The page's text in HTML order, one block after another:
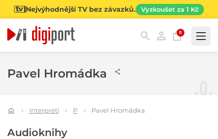
Nejvýhodnější TV bez závazků. Vyzkoušet za 1 Kč
0
Pavel Hromádka
Interpreti P Pavel Hromádka
Audioknihy